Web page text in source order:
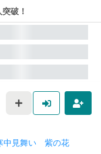
破！
中見舞い 紫の花